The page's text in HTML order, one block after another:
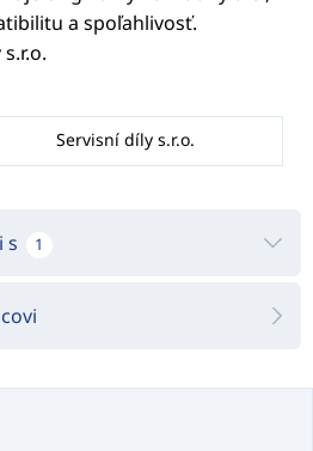
a spoľahlivosť.
Servisní díly s.r.o.
s 1